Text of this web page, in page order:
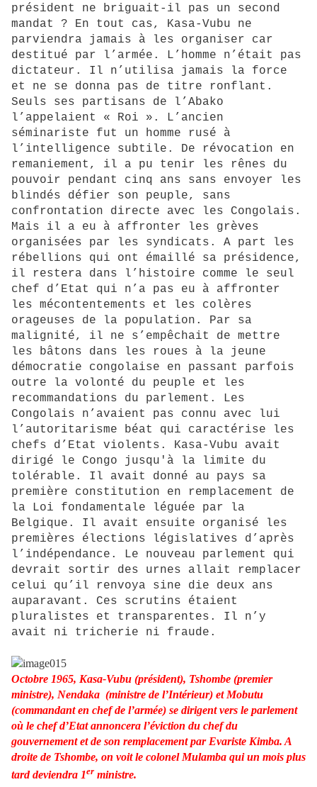
président ne briguait-il pas un second
mandat ? En tout cas, Kasa-Vubu ne
parviendra jamais à les organiser car
destitué par l’armée. L’homme n’était pas
dictateur. Il n’utilisa jamais la force
et ne se donna pas de titre ronflant.
Seuls ses partisans de l’Abako
l’appelaient « Roi ». L’ancien
séminariste fut un homme rusé à
l’intelligence subtile. De révocation en
remaniement, il a pu tenir les rênes du
pouvoir pendant cinq ans sans envoyer les
blindés défier son peuple, sans
confrontation directe avec les Congolais.
Mais il a eu à affronter les grèves
organisées par les syndicats. A part les
rébellions qui ont émaillé sa présidence,
il restera dans l’histoire comme le seul
chef d’Etat qui n’a pas eu à affronter
les mécontentements et les colères
orageuses de la population. Par sa
malignité, il ne s’empêchait de mettre
les bâtons dans les roues à la jeune
démocratie congolaise en passant parfois
outre la volonté du peuple et les
recommandations du parlement. Les
Congolais n’avaient pas connu avec lui
l’autoritarisme béat qui caractérise les
chefs d’Etat violents. Kasa-Vubu avait
dirigé le Congo jusqu'à la limite du
tolérable. Il avait donné au pays sa
première constitution en remplacement de
la Loi fondamentale léguée par la
Belgique. Il avait ensuite organisé les
premières élections législatives d’après
l’indépendance. Le nouveau parlement qui
devrait sortir des urnes allait remplacer
celui qu’il renvoya sine die deux ans
auparavant. Ces scrutins étaient
pluralistes et transparentes. Il n’y
avait ni tricherie ni fraude.
Octobre 1965, Kasa-Vubu (président), Tshombe (premier
ministre), Nendaka (ministre de l’Intérieur) et Mobutu
(commandant en chef de l’armée) se dirigent vers le parlement
où le chef d’Etat annoncera l’éviction du chef du
gouvernement et de son remplacement par Evariste Kimba. A
droite de Tshombe, on voit le colonel Mulamba qui un mois plus
tard deviendra 1er ministre.